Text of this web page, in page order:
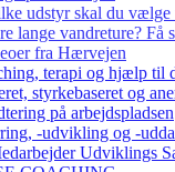
udstyr skal du
lange vandreture? Få
fra Hærvejen
terapi og hjælp til
styrkebaseret og
på arbejdspladsen
-udvikling og -
Udviklings